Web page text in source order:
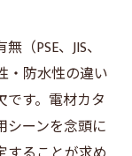
（PSE、JIS、
・防水性の違い
す。電材カタ
シーンを念頭に